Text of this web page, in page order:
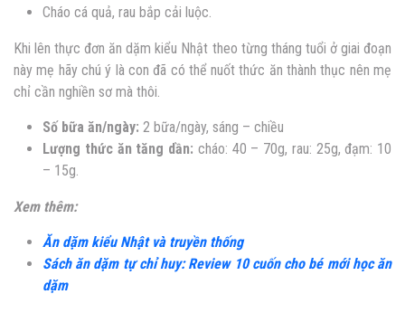
Cháo cá quả, rau bắp cải luộc.
Khi lên thực đơn ăn dặm kiểu Nhật theo từng tháng tuổi ở giai đoạn
này mẹ hãy chú ý là con đã có thể nuốt thức ăn thành thục nên mẹ
chỉ cần nghiền sơ mà thôi.
Số bữa ăn/ngày: 2 bữa/ngày, sáng – chiều
Lượng thức ăn tăng dần: cháo: 40 – 70g, rau: 25g, đạm: 10
– 15g.
Xem thêm:
Ăn dặm kiểu Nhật và truyền thống
Sách ăn dặm tự chỉ huy: Review 10 cuốn cho bé mới học ăn
dặm